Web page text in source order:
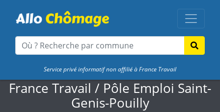
Service privé informatif non affilié à France Travail
France Travail / Pôle Emploi Saint-
Genis-Pouilly